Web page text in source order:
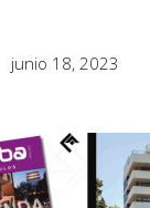
junio 18, 2023